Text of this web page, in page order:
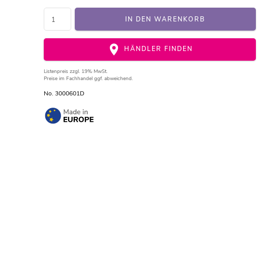
IN DEN WARENKORB
HÄNDLER FINDEN
Listenpreis zzgl. 19% MwSt.
Preise im Fachhandel ggf. abweichend.
No. 3000601D